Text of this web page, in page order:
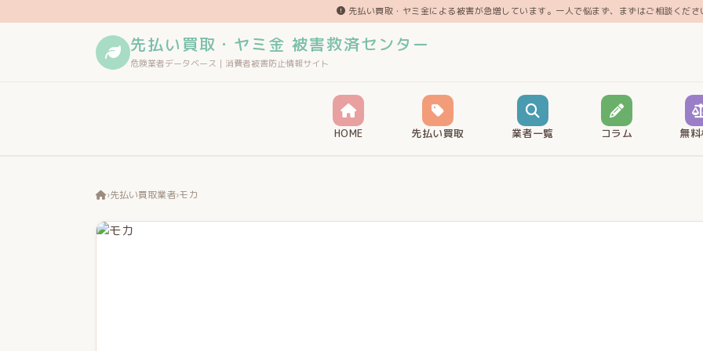
先払い買取・ヤミ金による被害が急増しています。一人で悩まず、まずはご相談くださ
先払い買取・ヤミ金 被害救済センター
危険業者データベース｜消費者被害防止情報サイト
HOME 先払い買取 業者一覧 コラム 無
›先払い買取業者›モカ